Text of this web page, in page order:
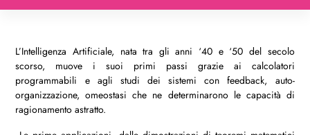
L’Intelligenza Artificiale, nata tra gli anni ‘40 e ‘50 del secolo
scorso, muove i suoi primi passi grazie ai calcolatori
programmabili e agli studi dei sistemi con feedback, auto-
organizzazione, omeostasi che ne determinarono le capacità di
ragionamento astratto.